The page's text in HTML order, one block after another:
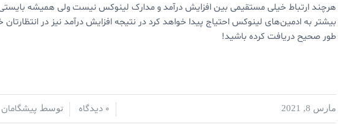
هرچند ارتباط خیلی مستقیمی بین افزایش درآمد و مدارک لینوکس نیست ولی همیشه بایستی
بیشتر به ادمین‌های لینوکس احتیاج پیدا خواهد کرد در نتیجه افزایش درآمد نیز در انتظارتان
طور صحیح دریافت کرده باشید!
مارس 8, 2021 0 دیدگاه/ توسط پیشگامان